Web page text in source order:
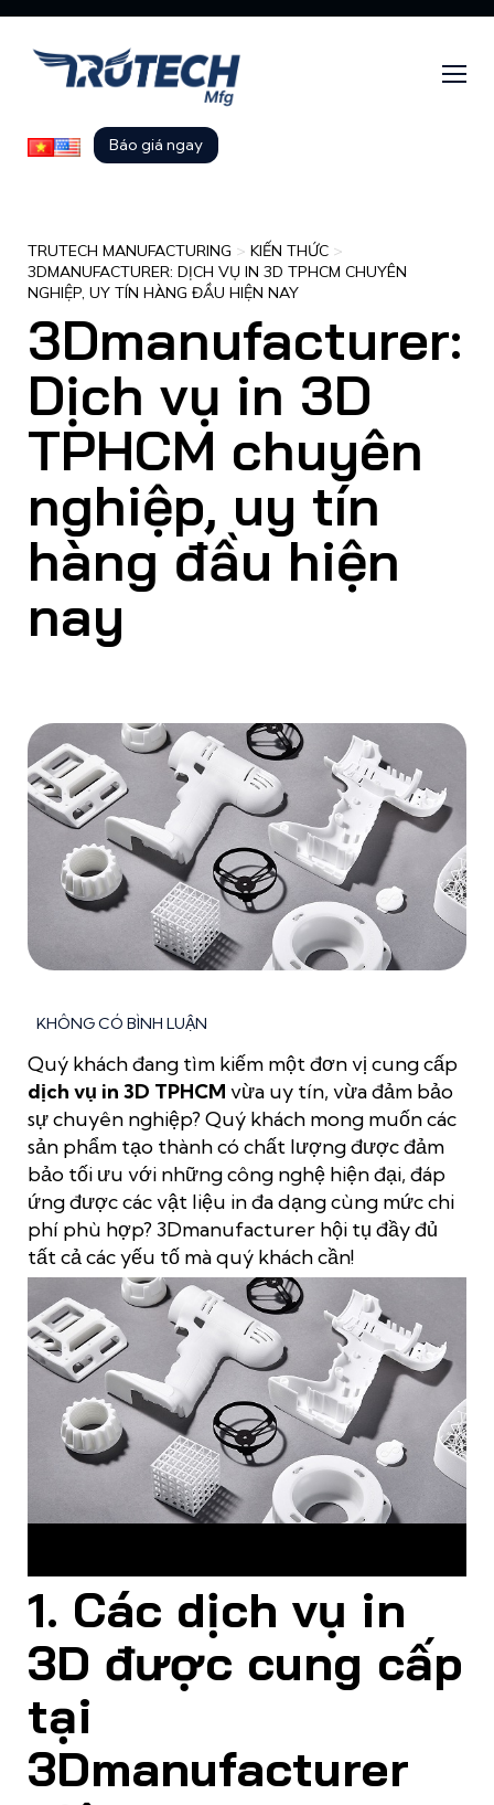
Báo giá ngay
TRUTECH MANUFACTURING > KIẾN THỨC >
3DMANUFACTURER: DỊCH VỤ IN 3D TPHCM CHUYÊN
NGHIỆP, UY TÍN HÀNG ĐẦU HIỆN NAY
3Dmanufacturer:
Dịch vụ in 3D
TPHCM chuyên
nghiệp, uy tín
hàng đầu hiện
nay
KHÔNG CÓ BÌNH LUẬN
Quý khách đang tìm kiếm một đơn vị cung cấp
dịch vụ in 3D TPHCM vừa uy tín, vừa đảm bảo
sự chuyên nghiệp? Quý khách mong muốn các
sản phẩm tạo thành có chất lượng được đảm
bảo tối ưu với những công nghệ hiện đại, đáp
ứng được các vật liệu in đa dạng cùng mức chi
phí phù hợp? 3Dmanufacturer hội tụ đầy đủ
tất cả các yếu tố mà quý khách cần!
1. Các dịch vụ in
3D được cung cấp
tại
3Dmanufacturer